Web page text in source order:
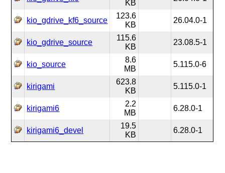
KB
kio_gdrive_kf6_source
123.6
KB
26.04.0-1
kio_gdrive_source
115.6
KB
23.08.5-1
kio_source
8.6
MB
5.115.0-6
kirigami
623.8
KB
5.115.0-1
kirigami6
2.2
MB
6.28.0-1
kirigami6_devel
19.5
KB
6.28.0-1